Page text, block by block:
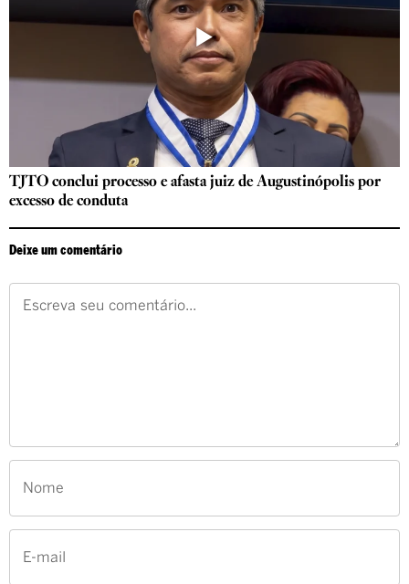
TJTO conclui processo e afasta juiz de Augustinópolis por
excesso de conduta
Deixe um comentário